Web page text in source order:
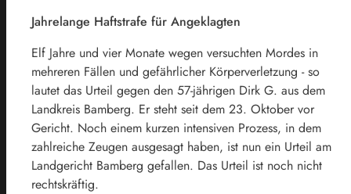
Jahrelange Haftstrafe für Angeklagten
Elf Jahre und vier Monate wegen versuchten Mordes in
mehreren Fällen und gefährlicher Körperverletzung - so
lautet das Urteil gegen den 57-jährigen Dirk G. aus dem
Landkreis Bamberg. Er steht seit dem 23. Oktober vor
Gericht. Noch einem kurzen intensiven Prozess, in dem
zahlreiche Zeugen ausgesagt haben, ist nun ein Urteil am
Landgericht Bamberg gefallen. Das Urteil ist noch nicht
rechtskräftig.